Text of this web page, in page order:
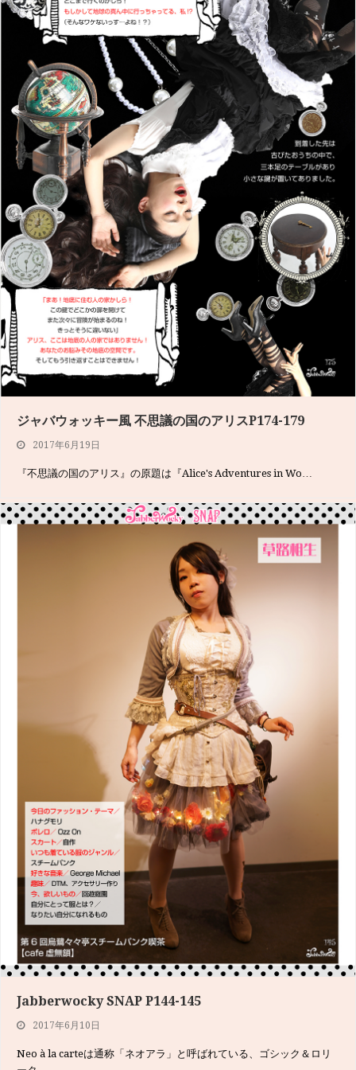
ジャバウォッキー風 不思議の国のアリスP174-179
2017年6月19日
『不思議の国のアリス』の原題は『Alice's Adventures in Wo…
Jabberwocky SNAP P144-145
2017年6月10日
Neo à la carteは通称「ネオアラ」と呼ばれている、ゴシック＆ロリ